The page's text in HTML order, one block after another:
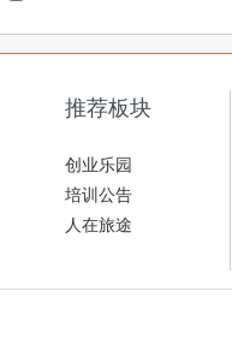
推荐板块
创业乐园
培训公告
人在旅途